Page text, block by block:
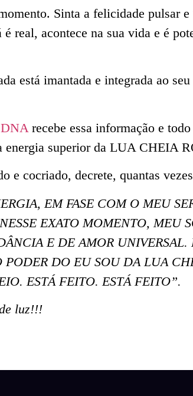
Sinta a felicidade pulsar
real, acontece na sua vida e é
está imantada e integrada ao
DNA recebe essa informação e
energia superior da LUA CHEIA
e cocriado, decrete, quantas
EM FASE COM O MEU
EXATO MOMENTO, MEU
E DE AMOR
PODER DO EU SOU DA LUA
ESTÁ FEITO. ESTÁ FEITO”.
luz!!!